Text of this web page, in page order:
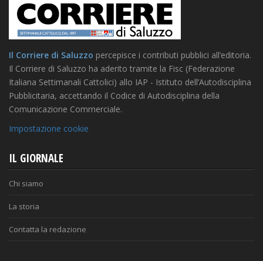
Il Corriere di Saluzzo percepisce i contributi pubblici all’editoria.
Il Corriere di Saluzzo ha aderito tramite la Fisc (Federazione
Italiana Settimanali Cattolici) allo IAP - Istituto dell’Autodisciplina
Pubblicitaria, accettando il Codice di Autodisciplina della
Comunicazione Commerciale.
Impostazione cookie
IL GIORNALE
Chi siamo
La storia
Contatta la redazione